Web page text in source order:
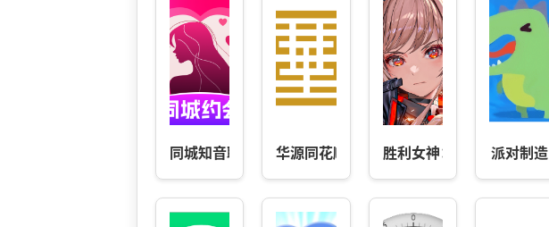
同城知音聊 华源同花顺 胜利女神：妮姬 114.10 (9)
派对制造